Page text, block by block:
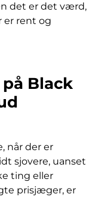
det er det værd,
er rent og
Black
når der er
sjovere, uanset
ting eller
prisjæger, er